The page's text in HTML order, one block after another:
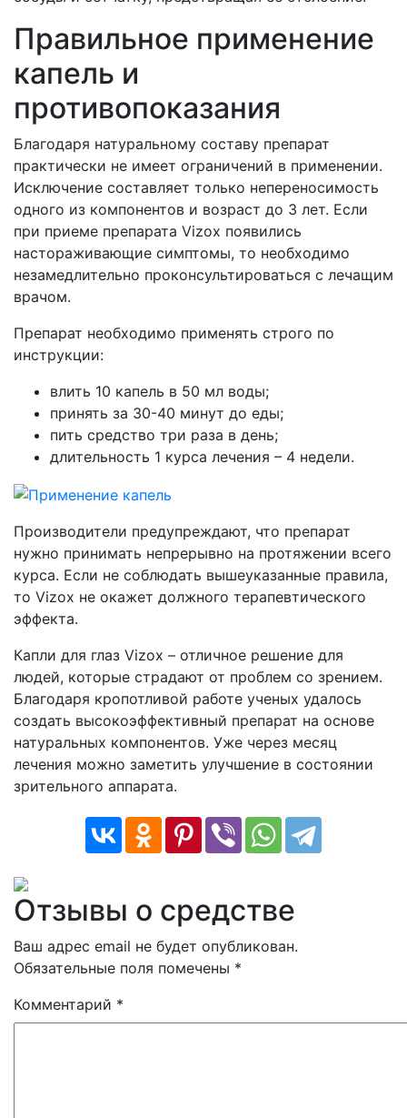
Правильное применение
капель и
противопоказания
Благодаря натуральному составу препарат
практически не имеет ограничений в применении.
Исключение составляет только непереносимость
одного из компонентов и возраст до 3 лет. Если
при приеме препарата Vizox появились
настораживающие симптомы, то необходимо
незамедлительно проконсультироваться с лечащим
врачом.
Препарат необходимо применять строго по
инструкции:
влить 10 капель в 50 мл воды;
принять за 30-40 минут до еды;
пить средство три раза в день;
длительность 1 курса лечения – 4 недели.
Производители предупреждают, что препарат
нужно принимать непрерывно на протяжении всего
курса. Если не соблюдать вышеуказанные правила,
то Vizox не окажет должного терапевтического
эффекта.
Капли для глаз Vizox – отличное решение для
людей, которые страдают от проблем со зрением.
Благодаря кропотливой работе ученых удалось
создать высокоэффективный препарат на основе
натуральных компонентов. Уже через месяц
лечения можно заметить улучшение в состоянии
зрительного аппарата.
Отзывы о средстве
Ваш адрес email не будет опубликован.
Обязательные поля помечены *
Комментарий *